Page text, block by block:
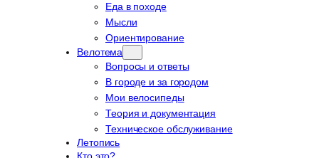
Еда в походе
Мысли
Ориентирование
Велотема
Вопросы и ответы
В городе и за городом
Мои велосипеды
Теория и документация
Техническое обслуживание
Летопись